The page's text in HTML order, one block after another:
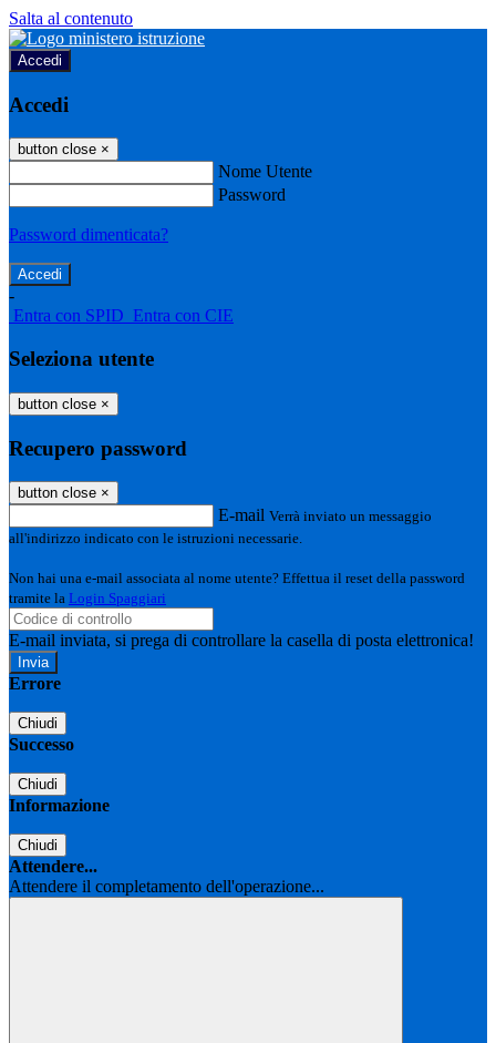
Salta al contenuto
Accedi
Accedi
button close ×
Nome Utente
Password
Password dimenticata?
-
Entra con SPID Entra con CIE
Seleziona utente
button close ×
Recupero password
button close ×
E-mail Verrà inviato un messaggio
all'indirizzo indicato con le istruzioni necessarie.
Non hai una e-mail associata al nome utente? Effettua il reset della password
tramite la Login Spaggiari
E-mail inviata, si prega di controllare la casella di posta elettronica!
Errore
Chiudi
Successo
Chiudi
Informazione
Chiudi
Attendere...
Attendere il completamento dell'operazione...